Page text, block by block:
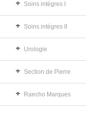
Soins intégres I
Soins intégres II
Urologie
Section de Pierre
Raecho Marques